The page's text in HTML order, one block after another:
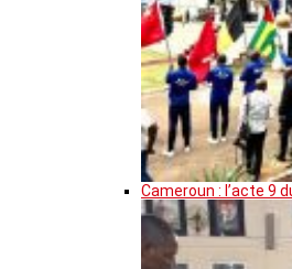
Cameroun : l’acte 9